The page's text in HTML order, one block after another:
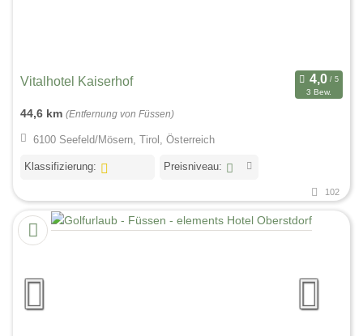
Vitalhotel Kaiserhof
3 Bew.
44,6 km (Entfernung von Füssen)
6100 Seefeld/Mösern, Tirol, Österreich
Klassifizierung: Preisniveau:
102